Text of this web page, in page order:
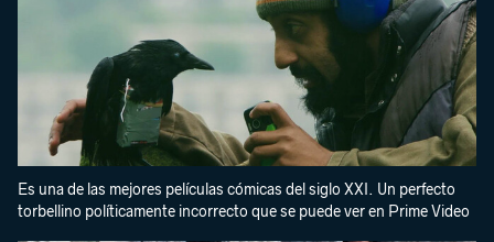
Es una de las mejores películas cómicas del siglo XXI. Un perfecto
torbellino políticamente incorrecto que se puede ver en Prime Video